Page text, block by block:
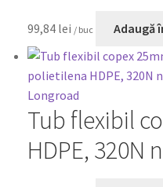
99,84 lei / buc Adaugă
Tub flexibil
HDPE, 320N